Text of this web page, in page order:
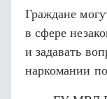
Граждане
в сфере
и задавать
наркомании